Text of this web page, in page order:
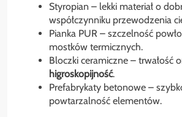
Styropian – lekki materiał o
współczynniku przewodzenia
Pianka PUR – szczelność
mostków termicznych.
Bloczki ceramiczne – trwałość
higroskopijność.
Prefabrykaty betonowe –
powtarzalność elementów.